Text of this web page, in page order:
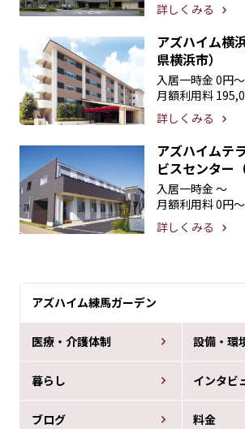
アズハイム練馬ガーデン
医療・介護体制 設備・環
暮らし インタビ
ブログ 料金
詳しくみる
アズハイム横
県横浜市）
入居一時金 0円
月額利用料
詳しくみる
アズハイムテ
ビスセンター
入居一時金 〜
月額利用料0円〜
詳しくみる